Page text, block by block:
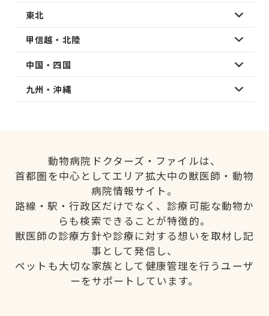
東北
甲信越・北陸
中国・四国
九州・沖縄
動物病院ドクターズ・ファイルは、
首都圏を中心としてエリア拡大中の獣医師・動物
病院情報サイト。
路線・駅・行政区だけでなく、診療可能な動物か
らも検索できることが特徴的。
獣医師の診療方針や診療に対する想いを取材し記
事として発信し、
ペットも大切な家族として健康管理を行うユーザ
ーをサポートしています。